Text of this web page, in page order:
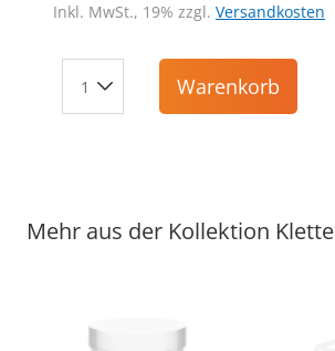
Inkl. MwSt., 19% zzgl. Versandkosten
Warenkorb
Mehr aus der Kollektion Klette